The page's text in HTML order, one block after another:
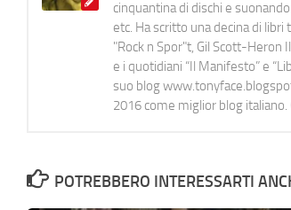
cinquantina di dischi e
etc. Ha scritto una decina di libri
"Rock n Spor"t, Gil Scott-Heron
e i quotidiani “Il Manifesto” e
suo blog
2016 come miglior blog italiano.
POTREBBERO INTERESSARTI